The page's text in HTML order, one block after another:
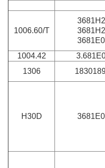
1006.60/T
1004.42
1306
H30D